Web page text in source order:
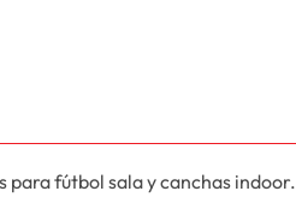
para fútbol sala y canchas indoor.